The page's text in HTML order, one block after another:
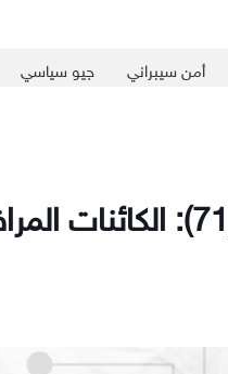
أمن سيبراني جيو سياسي